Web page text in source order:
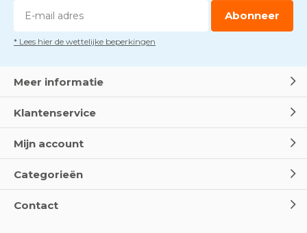
DoorMarco van Arbowinkel.nl
Dag van de BHV - Als elke
Oogspoel flessen en
Abonneer
* Lees hier de wettelijke beperkingen
Meer informatie
Klantenservice
Mijn account
Categorieën
Contact